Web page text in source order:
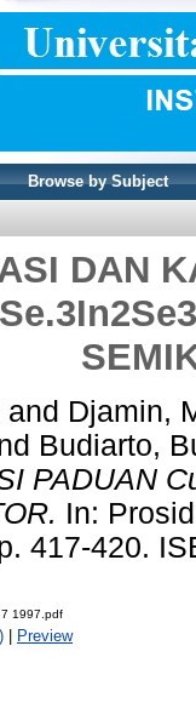
Browse by Subject
DAN
and Djamin,
Budiarto,
PADUAN
In:
417-420.
1997.pdf
| Preview